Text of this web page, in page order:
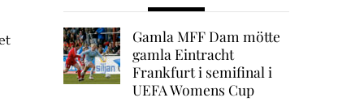
Gamla MFF Dam mötte
gamla Eintracht
Frankfurt i semifinal i
UEFA Womens Cup